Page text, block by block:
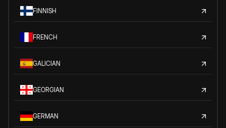
FINNISH
FRENCH
GALICIAN
GEORGIAN
GERMAN